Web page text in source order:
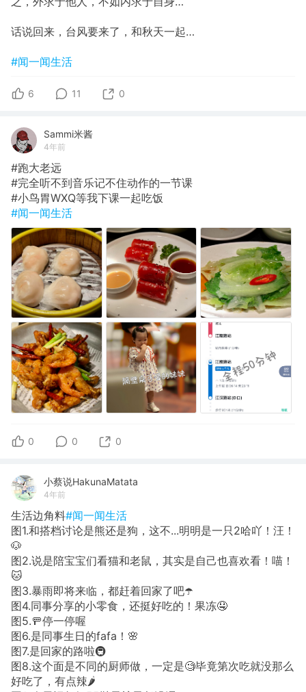
话说回来，台风要来了，和秋天一起…
#闻一闻生活
6 11 0
Sammi米酱
4年前
#跑大老远
#完全听不到音乐记不住动作的一节课
#小鸟胃WXQ等我下课一起吃饭
#闻一闻生活
0 0 0
小蔡说HakunaMatata
4年前
生活边角料#闻一闻生活
图1.和搭档讨论是熊还是狗，这不...明明是一只2哈吖！汪！
🐶
图2.说是陪宝宝们看猫和老鼠，其实是自己也喜欢看！喵！
🐱
图3.暴雨即将来临，都赶着回家了吧☂️
图4.同事分享的小零食，还挺好吃的！果冻🤤
图5.🚥停一停喔
图6.是同事生日的fafa！🌸
图7.是回家的路啦🚇
图8.这个面是不同的厨师做，一定是🧐毕竟第次吃就没那么
好吃了，有点辣🌶️